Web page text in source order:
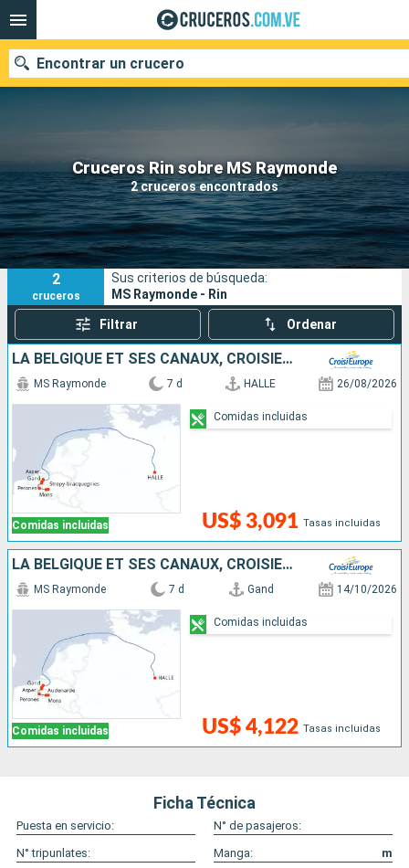
Cruceros Rin sobre MS Raymonde
2 cruceros encontrados
Encontrar un crucero
Nuestros destinos
Fecha de salida
Puertos Compañías
2
cruceros
Sus criterios de búsqueda:
MS Raymonde - Rin
Filtrar Ordenar
LA BELGIQUE ET SES CANAUX, CROISIÈRE À LA RENCONTRE DE L'ART, DU PATRIMOINE ET DES SAVEURS (PORT/PORT)
Comidas incluidas
MS Raymonde 7 d HALLE 26/08/2026
US$ 3,091 Tasas incluidas
Comidas incluidas
LA BELGIQUE ET SES CANAUX, CROISIÈRE À LA RENCONTRE DE L'ART, DU PATRIMOINE ET DES SAVEURS (PORT-PORT)
Comidas incluidas
MS Raymonde 7 d Gand 14/10/2026
US$ 4,122 Tasas incluidas
Comidas incluidas
Ficha Técnica
Puesta en servicio:
N° de pasajeros:
N° tripunlates:
Manga:
m